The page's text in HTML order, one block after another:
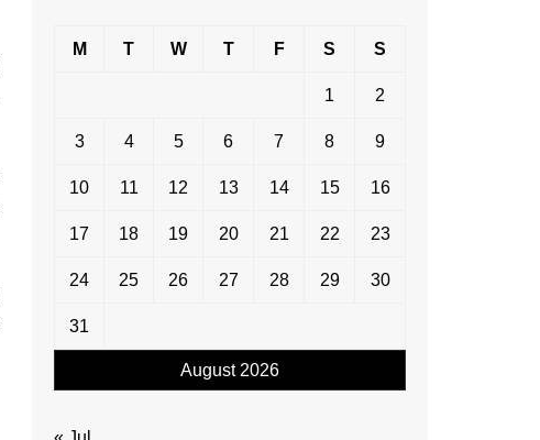
August 2026
M T W T F S S
1 2
3 4 5 6 7 8 9
10 11 12 13 14 15 16
17 18 19 20 21 22 23
24 25 26 27 28 29 30
31